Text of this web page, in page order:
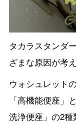
タカラスタンダ
ざまな原因が考
ウォシュレット
「高機能便座」
洗浄便座」の2種